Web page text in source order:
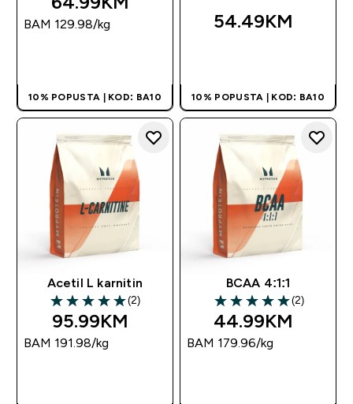
BAM 129.98‎/kg
10% POPUSTA | KOD: BA10
54.49KM‎
10% POPUSTA | KOD: BA10
Acetil L karnitin
5 out of 5 stars
(2)
95.99KM‎
BAM 191.98‎/kg
BCAA 4:1:1
5 out of 5 stars
(2)
44.99KM‎
BAM 179.96‎/kg